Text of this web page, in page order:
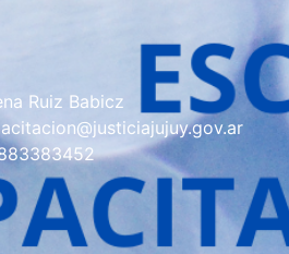
Ruiz Babicz